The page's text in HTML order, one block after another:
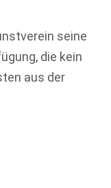
seine
die kein
aus der